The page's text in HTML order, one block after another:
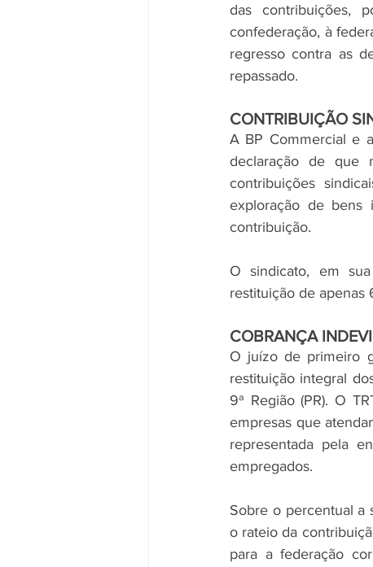
das contribuições,
confederação, à
regresso contra as
repassado.
CONTRIBUIÇÃO
A BP Commercial e
declaração de que
contribuições
exploração de bens
contribuição.
O sindicato, em
restituição de apenas
COBRANÇA
O juízo de primeiro
restituição integral
9ª Região (PR). O
empresas que
representada pela
empregados.
Sobre o percentual a
o rateio da
para a federação